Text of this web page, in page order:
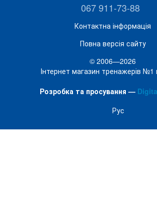
067 911-73-88
Контактна інформація
Повна версія сайту
© 2006—2026
Інтернет магазин тренажерів №1
Розробка та просування —
Рус